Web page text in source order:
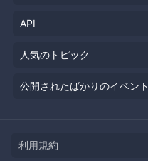
API
人気のトピック
公開されたばかりのイベント
利用規約